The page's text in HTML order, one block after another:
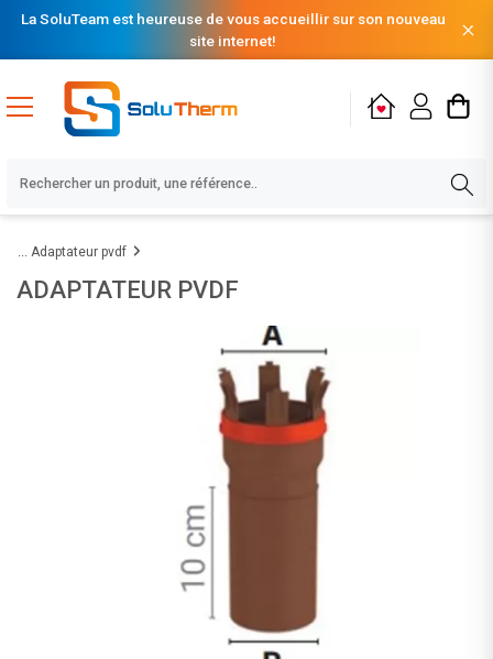
La SoluTeam est heureuse de vous accueillir sur son nouveau
site internet!
Adaptateur pvdf
ADAPTATEUR PVDF